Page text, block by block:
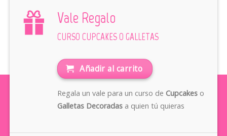
Vale Regalo
CURSO CUPCAKES O GALLETAS
Añadir al carrito
Regala un vale para un curso de Cupcakeso
Galletas Decoradasa quien tú quieras